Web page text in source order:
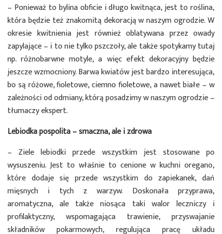
– Ponieważ to bylina obficie i długo kwitnąca, jest to roślina,
która będzie też znakomitą dekoracją w naszym ogrodzie. W
okresie kwitnienia jest również oblatywana przez owady
zapylające – i to nie tylko pszczoły, ale także spotykamy tutaj
np. różnobarwne motyle, a więc efekt dekoracyjny będzie
jeszcze wzmocniony. Barwa kwiatów jest bardzo interesująca,
bo są różowe, fioletowe, ciemno fioletowe, a nawet białe – w
zależności od odmiany, którą posadzimy w naszym ogrodzie –
tłumaczy ekspert.
Lebiodka pospolita – smaczna, ale i zdrowa
– Ziele lebiodki przede wszystkim jest stosowane po
wysuszeniu. Jest to właśnie to cenione w kuchni oregano,
które dodaje się przede wszystkim do zapiekanek, dań
mięsnych i tych z warzyw. Doskonała przyprawa,
aromatyczna, ale także niosąca taki walor leczniczy i
profilaktyczny, wspomagająca trawienie, przyswajanie
składników pokarmowych, regulująca pracę układu